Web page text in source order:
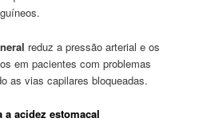
reduz a pressão arterial e os
em pacientes com problemas
as vias capilares bloqueadas.
acidez estomacal